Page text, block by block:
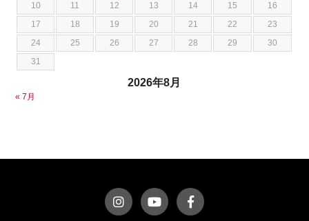
荻野 雅史
菊池 大誠
藤本 京弥
西川 諒
テスラ
トヨタ
ニッサン
フェラーリ
フォルクスワーゲン
ポルシェ
2026年8月
10
11 12 13 14 15
16
17
18 19 20 21 22
23
24
25 26 27 28 29
30
31
« 7月